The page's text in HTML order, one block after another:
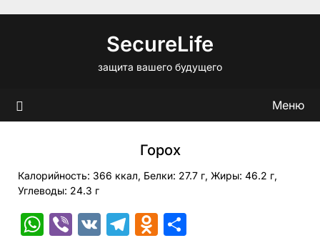
SecureLife
защита вашего будущего
Меню
Горох
Калорийность: 366 ккал, Белки: 27.7 г, Жиры: 46.2 г,
Углеводы: 24.3 г
WhatsApp
Viber
VK Telegram
Odnoklassniki